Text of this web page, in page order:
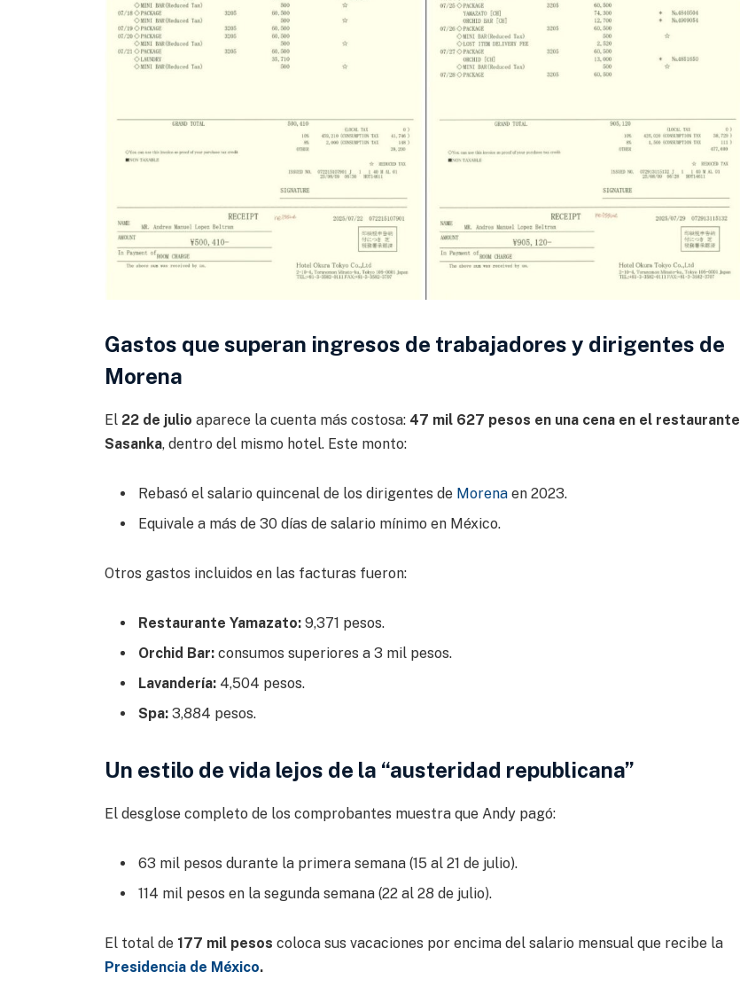
Gastos que superan ingresos de trabajadores y dirigentes de
Morena
El22 de julio aparece la cuenta más costosa: 47 mil 627 pesos en una cena en el restaurante
Sasanka, dentro del mismo hotel. Este monto:
Rebasó el salario quincenal de los dirigentes de Morenaen 2023.
Equivale a más de 30 días de salario mínimo en México.
Otros gastos incluidos en las facturas fueron:
Restaurante Yamazato: 9,371 pesos.
Orchid Bar: consumos superiores a 3 mil pesos.
Lavandería: 4,504 pesos.
Spa: 3,884 pesos.
Un estilo de vida lejos de la “austeridad republicana”
El desglose completo de los comprobantes muestra que Andy pagó:
63 mil pesos durante la primera semana (15 al 21 de julio).
114 mil pesos en la segunda semana (22 al 28 de julio).
El total de 177 mil pesos coloca sus vacaciones por encima del salario mensual que recibe la
Presidencia de México.